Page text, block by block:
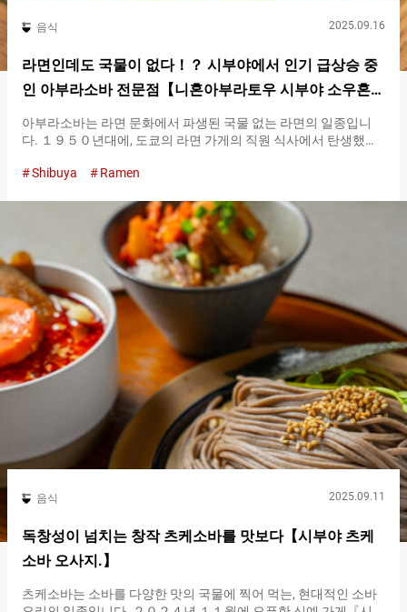
음식 2025.09.16
라면인데도 국물이 없다！？ 시부야에서 인기 급상승 중
인 아부라소바 전문점【니혼아부라토우 시부야 소우혼
부】
아부라소바는 라면 문화에서 파생된 국물 없는 라면의 일종입니
다. １９５０년대에, 도쿄의 라면 가게의 직원 식사에서 탄생했다
있는 인기 장르입니다. 그 특징은, 국물을 사용하지 않고 참기름이
어 먹는 스타일입니다. 일본의 푸드 컬처의 발신지인 시부야에는
많은 아부라소바 전문점이 있습니다. 그중에서도『니혼아부라토
우 시부야 소우혼부（Abura Soba Nihon Aburatō Shibuya）』는
국내외에서 팬들이 방문하는 인기 가게입니다. 시부야 외에도 도
쿄 내에 여러 매장을 전개하는『니혼아부라토우（Nihon
Aburatō）』은,『라멘 하야시다（Ramen Hayashida）』등 수많
은 인기 가게를 운영하는 기업이 프로듀스하는 아부라 소바 전문
브랜드입니다. 『타라코(명란) 버터 가마타마(가마솥) 아부라소바
（Abura Soba with raw egg, cod roe, butter, Parmesan cheese,
and noodle soup base）』 １,０００엔（세금 포함） 일본과 서
양의 독특한 맛을 즐길 수 있는『타라코(명란) 버터 가마타마(가마
솥) 아부라소바（Abura Soba with raw egg, cod roe, butter,
Shibuya Ramen
음식 2025.09.11
독창성이 넘치는 창작 츠케소바를 맛보다【시부야 츠케
소바 오사지.】
츠케소바는 소바를 다양한 맛의 국물에 찍어 먹는, 현대적인 소바